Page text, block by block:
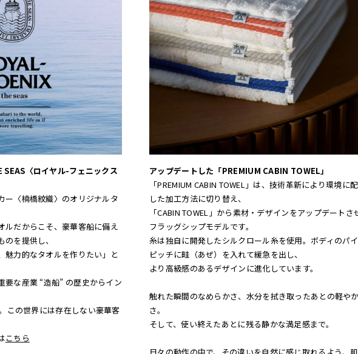
〈ロイヤル-フェニックス
ー〈楠橋紋織〉のオリジナルタ
ルだからこそ、豪華客船に備え
を提供し、
魅力的なタオルを作りたい」と
な産業 “造船” の歴史からイン
この世界には存在しない豪華客
こちら
アップデートした「PREMIUM CABIN TOWEL」
「PREMIUM CABIN TOWEL」は、技術革新により環境に
した加工方法に切り替え、
「CABIN TOWEL」から素材・デザインをアップデートさ
フラッグシップモデルです。
糸は独自に開発したシルクロール糸を使用。ボディのパ
ピッチに畦（あぜ）を入れて緩急を出し、
より高級感のあるデザインに進化しています。
触れた瞬間のなめらかさ、水分を拭き取ったあとの軽やか
さ。
そして、使い終えたあとに残る静かな満足感まで。